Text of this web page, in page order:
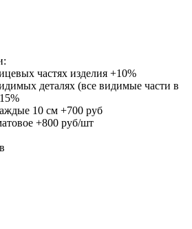
частях изделия +10%
деталях (все видимые части в
10 см +700 руб
+800 руб/шт